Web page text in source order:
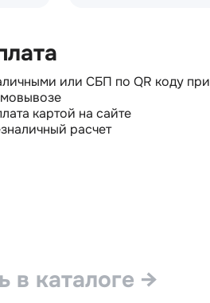
или СБП по QR коду при
картой на сайте
расчет
в каталоге →